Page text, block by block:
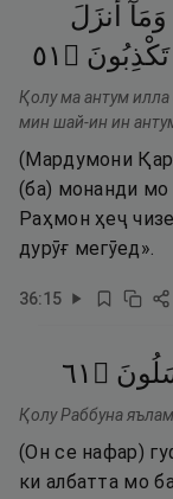
وَمَآ
أَنزَلَ
تَكْذِبُونَ ۝ ١٥
Қолу ма антум
мин шай-ин ин
(Мардумони
(ба) монанди мо
Раҳмон ҳеҷ
дурӯғ мегӯед».
36:15
۝ ١٦
Қолу Раббуна
(Он се нафар)
ки албатта мо